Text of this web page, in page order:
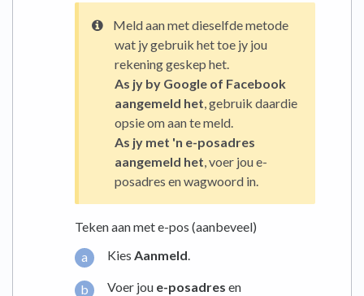
Meld aan met dieselfde metode
wat jy gebruik het toe jy jou
rekening geskep het.
As jy by Google of Facebook
aangemeld het, gebruik daardie
opsie om aan te meld.
As jy met 'n e-posadres
aangemeld het, voer jou e-
posadres en wagwoord in.
Teken aan met e-pos (aanbeveel)
Kies Aanmeld.
Voer jou e-posadres en